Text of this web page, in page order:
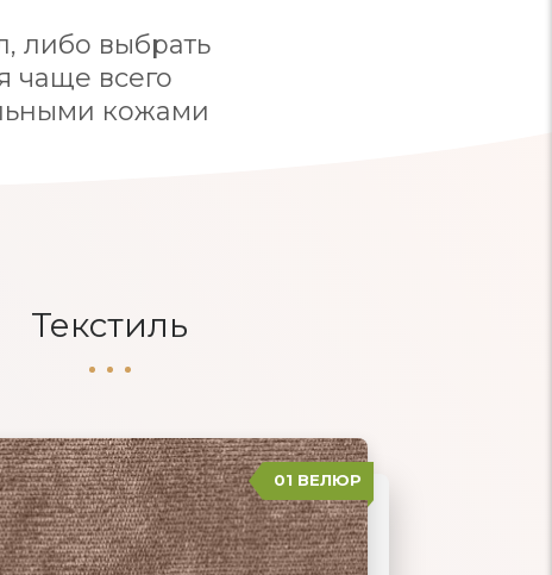
либо выбрать
чаще всего
кожами
Текстиль
01 ВЕЛЮР
02 РОГОЖКА